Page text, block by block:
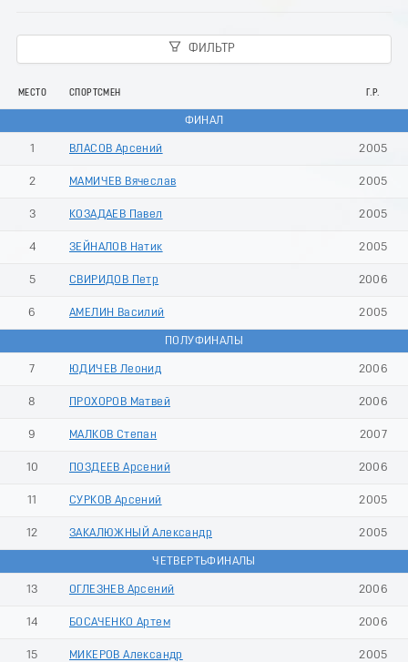
3
6
7
9
ФИЛЬТР
МЕСТО СПОРТСМЕН Г.Р.
ФИНАЛ
1 ВЛАСОВ Арсений 2005
2 МАМИЧЕВ Вячеслав 2005
3 КОЗАДАЕВ Павел 2005
4 ЗЕЙНАЛОВ Натик 2005
5 СВИРИДОВ Петр 2006
6 АМЕЛИН Василий 2005
ПОЛУФИНАЛЫ
7 ЮДИЧЕВ Леонид 2006
8 ПРОХОРОВ Матвей 2006
9 МАЛКОВ Степан 2007
10 ПОЗДЕЕВ Арсений 2006
11 СУРКОВ Арсений 2005
12 ЗАКАЛЮЖНЫЙ Александр 2005
ЧЕТВЕРТЬФИНАЛЫ
13 ОГЛЕЗНЕВ Арсений 2006
14 БОСАЧЕНКО Артем 2006
15 МИКЕРОВ Александр 2005